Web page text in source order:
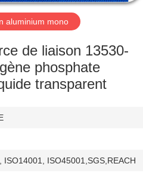
aluminium mono
de liaison 13530-
phosphate
transparent
ISO14001, ISO45001,SGS,REACH